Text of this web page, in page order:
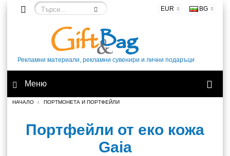
EUR BG
Рекламни материали, рекламни сувенири и лични подаръци
Меню
НАЧАЛО ПОРТМОНЕТА И ПОРТФЕЙЛИ
Портфейли от еко кожа
Gaia